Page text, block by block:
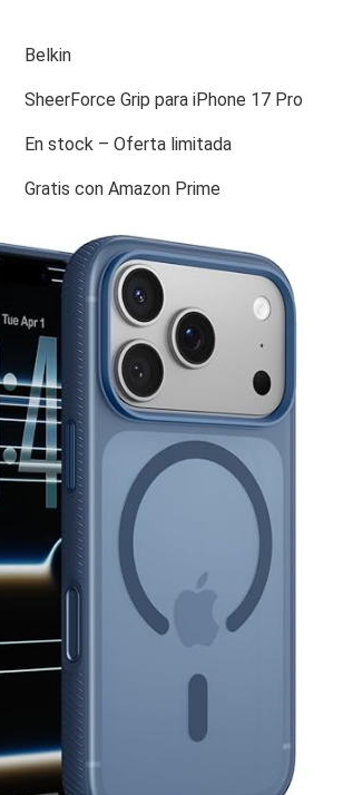
Belkin
SheerForce Grip para iPhone 17 Pro
En stock – Oferta limitada
Gratis con Amazon Prime